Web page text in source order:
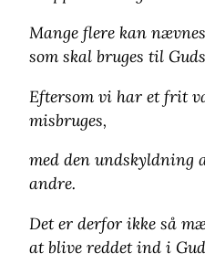
Mange flere kan
som skal bruges til
Eftersom vi har et frit
misbruges,
med den undskyldning
andre.
Det er derfor ikke så
at blive reddet ind i